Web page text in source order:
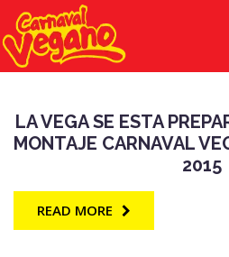
LA VEGA SE ESTA
MONTAJE CARNAVAL
2015
READ MORE